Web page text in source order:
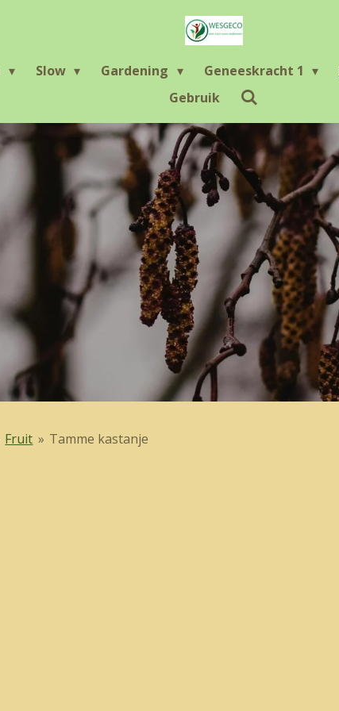
Slow Gardening Geneeskracht 1
Gebruik
Fruit » Tamme kastanje